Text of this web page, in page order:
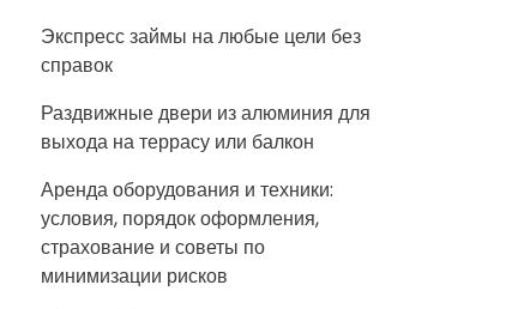
Экспресс займы на любые цели без
справок
Раздвижные двери из алюминия для
выхода на террасу или балкон
Аренда оборудования и техники:
условия, порядок оформления,
страхование и советы по
минимизации рисков